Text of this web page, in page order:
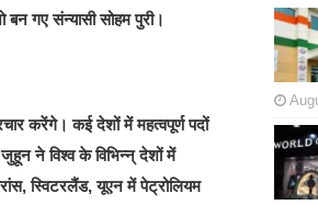
बन गए संन्यासी सोहम पुरी।
करेंगे। कई देशों में महत्वपूर्ण पदों
ने विश्व के विभिन्न् देशों में
स्विटरलैंड, यूएन में पेट्रोलियम